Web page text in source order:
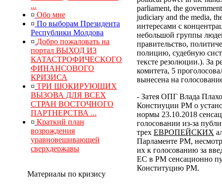
...
¤ Обо мне
¤ По выборам Президента
Республики Молдова
¤ Добро пожаловать на
портал ВЫХОД ИЗ
КАТАСТРОФИЧЕСКОГО
ФИНАНСОВОГО
КРИЗИСА
¤ ТРИ ШОКИРУЮЩИХ
ВЫЗОВА ДЛЯ ВСЕХ
СТРАН ВОСТОЧНОГО
ПАРТНЕРСТВА ...
¤ Краткий план
возрождения
уравновешивающей
сверхдержавы
Материалы по кризису
parliament, the
judiciary and the media,
интересами с
небольшой группы
правительство,
полицию, судебную
тексте резолюции.). За
комитета, 5
вынесена на
- Затея ОПГ Влада
Констиуции РМ о
нормы 23.10.2018
голосовании из-за
трех ЕВРОПЕЙСКИХ
Парламенте РМ,
их к голосованию за
ЕС в РМ сенсационно
Конституцию РМ.